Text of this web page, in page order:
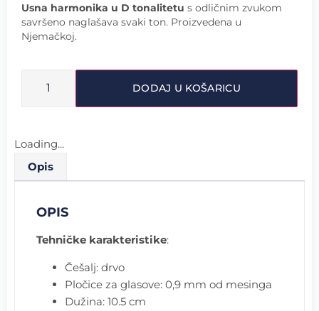
Usna harmonika u D tonalitetu s odličnim zvukom
savršeno naglašava svaki ton. Proizvedena u
Njemačkoj.
DODAJ U KOŠARICU
Loading...
Opis
OPIS
Tehničke karakteristike:
Češalj: drvo
Pločice za glasove: 0,9 mm od mesinga
Dužina: 10.5 cm